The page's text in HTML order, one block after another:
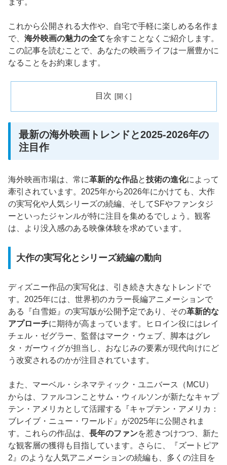
これから公開される大作や、自宅で手軽に楽しめる名作ま
で、 海外映画の魅力の全てを余すことなくご紹介します。
この記事を読むことで、あなたの映画ライフは一層豊かに
なることをお約束します。
目次
最新の海外映画トレンドと2025-2026年の
注目作
海外映画市場は、常に革新的な作品と技術の進化によって
牽引されています。2025年から2026年にかけても、大作
の実写化や人気シリーズの続編、そしてSFやファンタジ
ーといったジャンルが特に注目を集めるでしょう。観客
は、より没入感のある映像体験を求めています。
大作の実写化とシリーズ続編の動向
ディズニー作品の実写化は、引き続き大きなトレンドで
す。2025年には、世界初のカラー長編アニメーションで
ある『白雪姫』の実写版が公開予定であり、その革新的な
アプローチに期待が高まっています。ヒロイン役にはレイ
チェル・ゼグラー、監督はマーク・ウェブ、脚本はグレ
タ・ガーウィグが担当し、おなじみの要素が現代向けにど
う改変されるのかが注目されています。
また、マーベル・シネマティック・ユニバース（MCU）
からは、ファルコンことサム・ウィルソンが新たなキャプ
テン・アメリカとして活躍する『キャプテン・アメリカ：
ブレイブ・ニュー・ワールド』が2025年に公開されま
す。これらの作品は、 長年のファンを惹きつけつつ、新た
な観客層の獲得も目指しています。さらに、『ズートピア
2』のような人気アニメーションの続編も、多くの注目を